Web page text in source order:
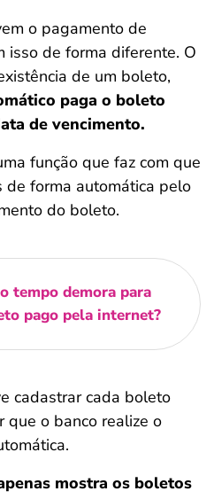
o pagamento de
isso de forma diferente. O
de um boleto,
paga o boleto
de vencimento.
função que faz com que
forma automática pelo
do boleto.
tempo demora para
pago pela internet?
cadastrar cada boleto
que o banco realize o
mostra os boletos